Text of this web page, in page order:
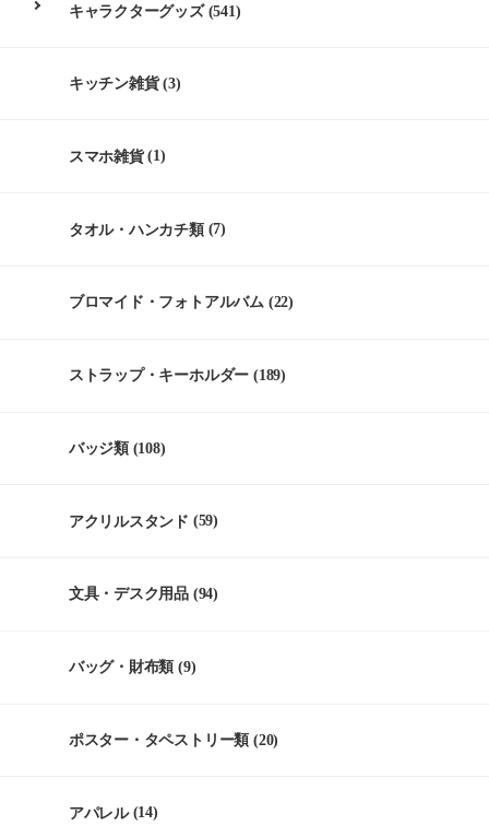
キャラクターグッズ(541)
キッチン雑貨(3)
スマホ雑貨(1)
タオル・ハンカチ類(7)
ブロマイド・フォトアルバム (22)
ストラップ・キーホルダー (189)
バッジ類(108)
アクリルスタンド (59)
文具・デスク用品 (94)
バッグ・財布類 (9)
ポスター・タペストリー類 (20)
アパレル(14)